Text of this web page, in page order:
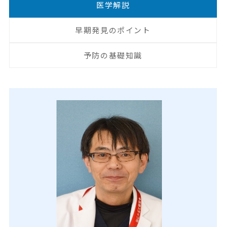
医学解説
早期発見のポイント
予防の基礎知識